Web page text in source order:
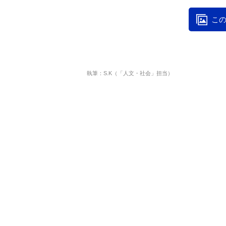
こ
執筆：S.K（「人文・社会」担当）